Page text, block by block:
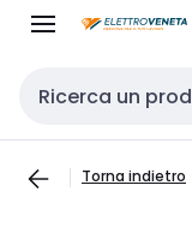
Cerca input
Torna indietro